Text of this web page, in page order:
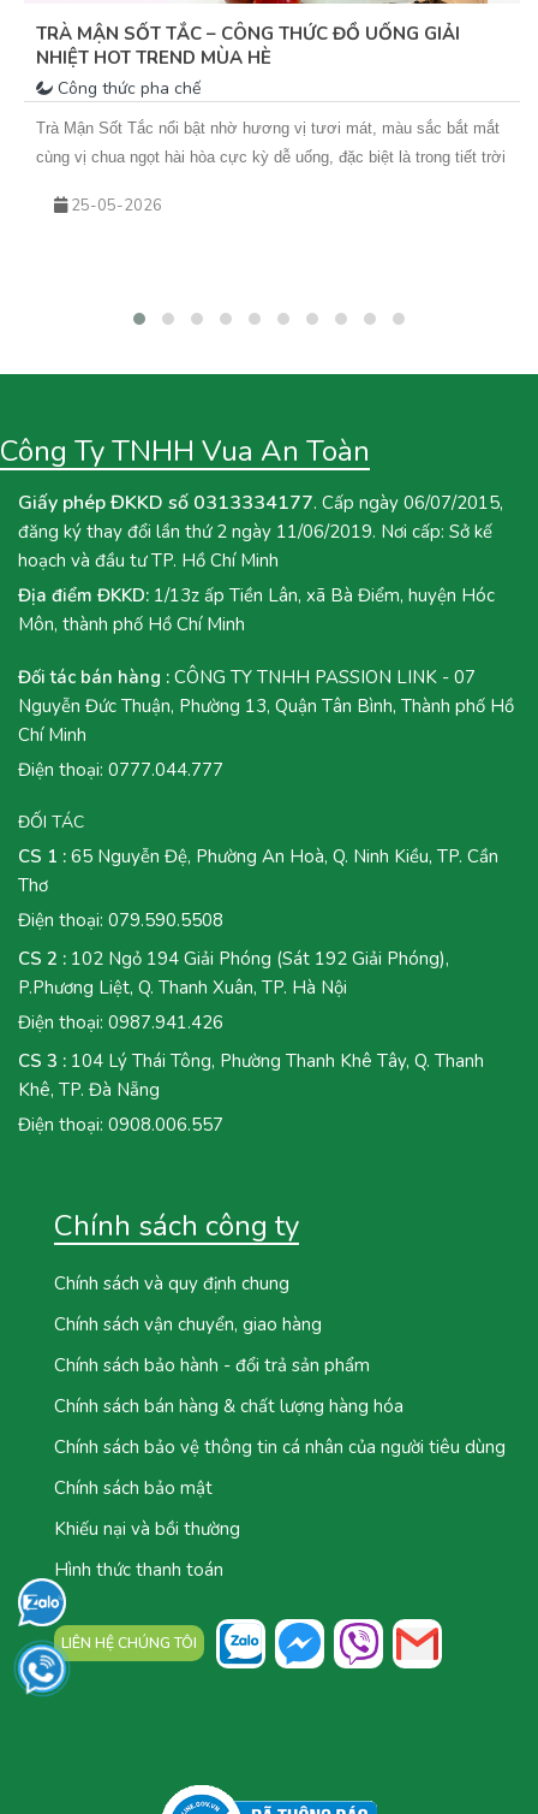
TRÀ MẬN SỐT TẮC – CÔNG THỨC ĐỒ UỐNG GIẢI
NHIỆT HOT TREND MÙA HÈ
Công thức pha chế
Trà Mận Sốt Tắc nổi bật nhờ hương vị tươi mát, màu sắc bắt mắt
cùng vị chua ngọt hài hòa cực kỳ dễ uống, đặc biệt là trong tiết trời
đậm vị và sốt tắc chua thanh giúp món nước này không chỉ giải
Toàn khám phá ngay công thức Trà Mận Sốt Tắc dưới đây nhé!
25-05-2026
Công Ty TNHH Vua An Toàn
Giấy phép ĐKKD số 0313334177. Cấp ngày 06/07/2015,
đăng ký thay đổi lần thứ 2 ngày 11/06/2019. Nơi cấp: Sở kế
hoạch và đầu tư TP. Hồ Chí Minh
Địa điểm ĐKKD: 1/13z ấp Tiền Lân, xã Bà Điểm, huyện Hóc
Môn, thành phố Hồ Chí Minh
Đối tác bán hàng : CÔNG TY TNHH PASSION LINK - 07
Nguyễn Đức Thuận, Phường 13, Quận Tân Bình, Thành phố Hồ
Chí Minh
Điện thoại: 0777.044.777
ĐỐI TÁC
CS 1 : 65 Nguyễn Đệ, Phường An Hoà, Q. Ninh Kiều, TP. Cần
Thơ
Điện thoại: 079.590.5508
CS 2 : 102 Ngỏ 194 Giải Phóng (Sát 192 Giải Phóng),
P.Phương Liệt, Q. Thanh Xuân, TP. Hà Nội
Điện thoại: 0987.941.426
CS 3 : 104 Lý Thái Tông, Phường Thanh Khê Tây, Q. Thanh
Khê, TP. Đà Nẵng
Điện thoại: 0908.006.557
Chính sách công ty
Chính sách và quy định chung
Chính sách vận chuyển, giao hàng
Chính sách bảo hành - đổi trả sản phẩm
Chính sách bán hàng & chất lượng hàng hóa
Chính sách bảo vệ thông tin cá nhân của người tiêu dùng
Chính sách bảo mật
Khiếu nại và bồi thường
Hình thức thanh toán
LIÊN HỆ CHÚNG TÔI